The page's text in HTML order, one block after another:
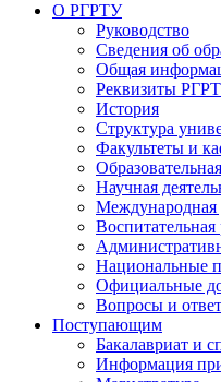
О РГРТУ
Руководство
Сведения об
Общая
Реквизиты
История
Структура
Факультеты и
Научная
Международная
Воспитательная
Национальные
Официальные
Вопросы и
Поступающим
Бакалавриат и
Информация